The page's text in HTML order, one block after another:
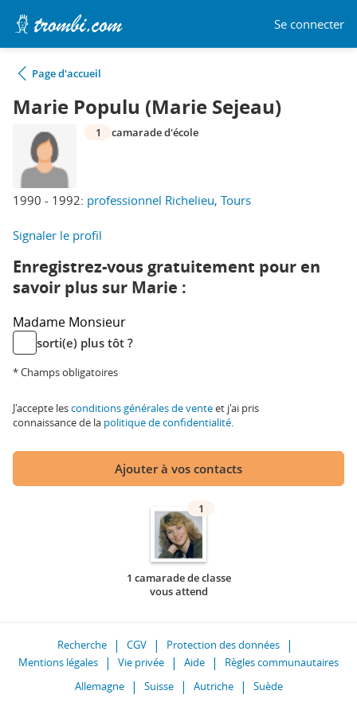
Se connecter
Page d'accueil
Marie Populu (Marie Sejeau)
1990 - 1992: professionnel Richelieu, Tours
1 camarade d'école
Signaler le profil
Enregistrez-vous gratuitement pour en
savoir plus sur Marie :
Madame Monsieur
sorti(e) plus tôt ?
* Champs obligatoires
J'accepte lesconditions générales de venteet j'ai pris
connaissance de la politique de confidentialité.
Ajouter à vos contacts
1
1 camarade de classe
vous attend
Recherche CGV
Protection des données
Mentions légales
Vie privée Aide
Règles communautaires
Allemagne
Suisse Autriche Suède